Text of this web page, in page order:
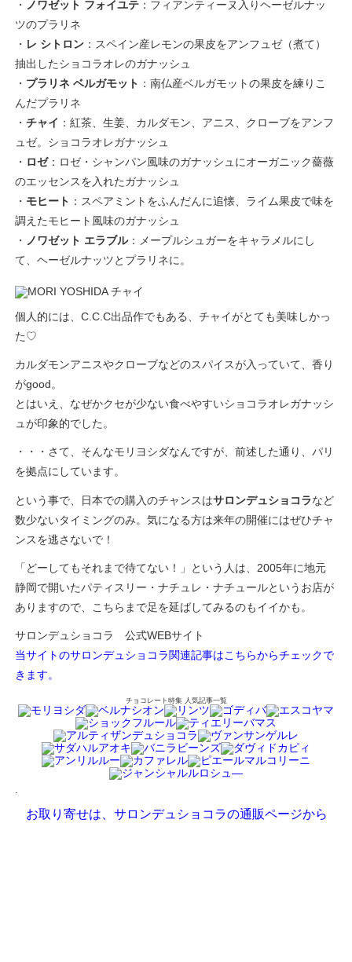
・ ノワゼット フォイユテ ：フィアンティーヌ入りヘーゼルナッ
ツのプラリネ
・ レ シトロン ：スペイン産レモンの果皮をアンフュゼ（煮て）
抽出したショコラオレのガナッシュ
・ プラリネ ベルガモット ：南仏産ベルガモットの果皮を練りこ
んだプラリネ
・チャイ ：紅茶、生姜、カルダモン、アニス、クローブをアンフ
ュゼ。ショコラオレガナッシュ
・ ロゼ：ロゼ・シャンパン風味のガナッシュにオーガニック薔薇
のエッセンスを入れたガナッシュ
・ モヒート ：スペアミントをふんだんに追懐、ライム果皮で味を
調えたモヒート風味のガナッシュ
・ ノワゼット エラブル：メープルシュガーをキャラメルにし
て、ヘーゼルナッツとプラリネに。
個人的には、C.C.C出品作でもある、チャイがとても美味しかっ
た♡
カルダモンアニスやクローブなどのスパイスが入っていて、香り
がgood。
とはいえ、なぜかクセが少ない食べやすいショコラオレガナッシ
ュが印象的でした。
・・・さて、そんなモリヨシダなんですが、前述した通り、パリ
を拠点にしています。
という事で、日本での購入のチャンスはサロンデュショコラなど
数少ないタイミングのみ。気になる方は来年の開催にはぜひチャ
ンスを逃さないで！
「どーしてもそれまで待てない！」という人は、2005年に地元
静岡で開いたパティスリー・ナチュレ・ナチュールというお店が
ありますので、こちらまで足を延ばしてみるのもイイかも。
サロンデュショコラ 公式WEBサイト
当サイトのサロンデュショコラ関連記事はこちらからチェックで
きます。
チョコレート特集 人気記事一覧
お取り寄せは、サロンデュショコラの通販ページから